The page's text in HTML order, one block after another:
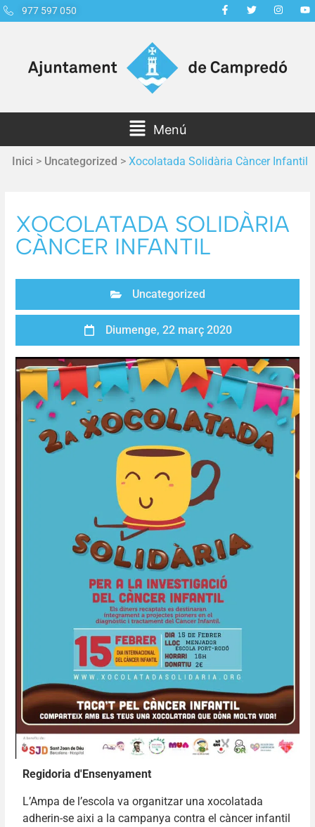
977 597 050
Menú
Inici > Uncategorized > Xocolatada Solidària Càncer Infantil
XOCOLATADA SOLIDÀRIA
CÀNCER INFANTIL
Uncategorized
Diumenge, 22 març 2020
Regidoria d'Ensenyament
L’Ampa de l’escola va organitzar una xocolatada
adherin-se aixi a la campanya contra el càncer infantil